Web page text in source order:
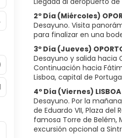
2º Día (Miércoles)
Desayuno. Visita
para finalizar en una
3º Día (Jueves)
Desayuno y salida hacia
Continuación hacia
Lisboa, capital de
4º Día (Viernes) LISBOA
Desayuno. Por la
de Eduardo VII, Plaza
famosa Torre de Belém,
excursión opcional a